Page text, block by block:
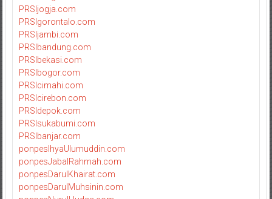
PRSIjogja.com
PRSIgorontalo.com
PRSIjambi.com
PRSIbandung.com
PRSIbekasi.com
PRSIbogor.com
PRSIcimahi.com
PRSIcirebon.com
PRSIdepok.com
PRSIsukabumi.com
PRSIbanjar.com
ponpesIhyaUlumuddin.com
ponpesJabalRahmah.com
ponpesDarulKhairat.com
ponpesDarulMuhsinin.com